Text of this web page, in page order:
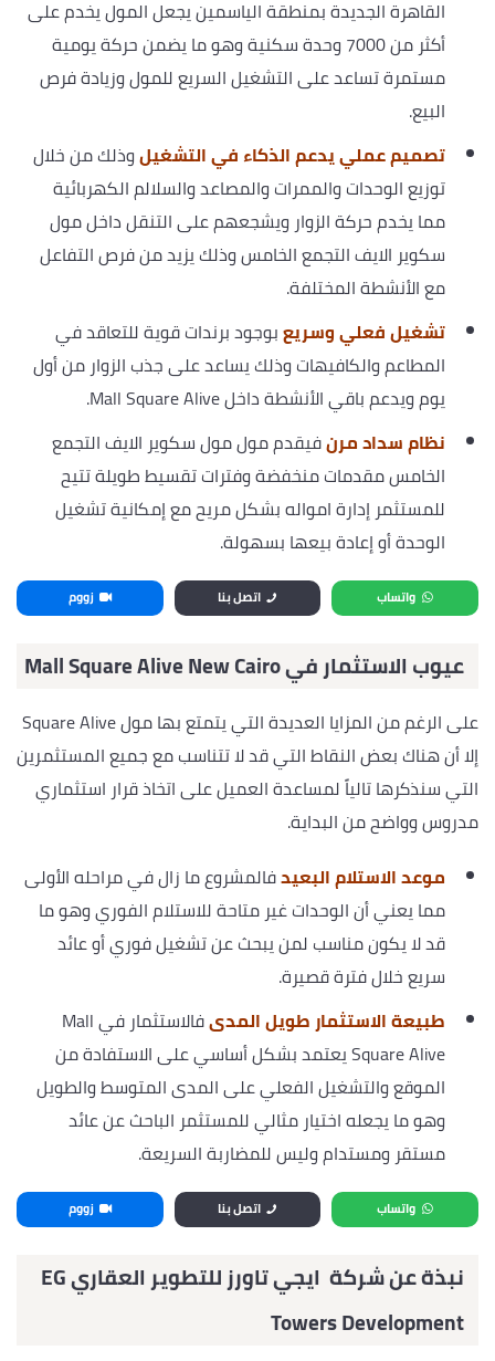
القاهرة الجديدة بمنطقة الياسمين يجعل المول يخدم على
أكثر من 7000 وحدة سكنية وهو ما يضمن حركة يومية
مستمرة تساعد على التشغيل السريع للمول وزيادة فرص
البيع.
تصميم عملي يدعم الذكاء في التشغيلوذلك من خلال
توزيع الوحدات والممرات والمصاعد والسلالم الكهربائية
مما يخدم حركة الزوار ويشجعهم على التنقل داخل مول
سكوير الايف التجمع الخامس وذلك يزيد من فرص التفاعل
مع الأنشطة المختلفة.
تشغيل فعلي وسريعبوجود برندات قوية للتعاقد في
المطاعم والكافيهات وذلك يساعد على جذب الزوار من أول
يوم ويدعم باقي الأنشطة داخل Mall Square Alive.
نظام سداد مرنفيقدم مول مول سكوير الايف التجمع
الخامس مقدمات منخفضة وفترات تقسيط طويلة تتيح
للمستثمر إدارة امواله بشكل مريح مع إمكانية تشغيل
الوحدة أو إعادة بيعها بسهولة.
واتساب اتصل بنا زووم
عيوب الاستثمار فيMall Square Alive New Cairo
على الرغم من المزايا العديدة التي يتمتع بها مول Square Alive
إلا أن هناك بعض النقاط التي قد لا تتناسب مع جميع المستثمرين
التي سنذكرها تالياً لمساعدة العميل على اتخاذ قرار استثماري
مدروس وواضح من البداية.
موعد الاستلام البعيدفالمشروع ما زال في مراحله الأولى
مما يعني أن الوحدات غير متاحة للاستلام الفوري وهو ما
قد لا يكون مناسب لمن يبحث عن تشغيل فوري أو عائد
سريع خلال فترة قصيرة.
طبيعة الاستثمار طويل المدى
فالاستثمار في Mall
Square Alive يعتمد بشكل أساسي على الاستفادة من
الموقع والتشغيل الفعلي على المدى المتوسط والطويل
وهو ما يجعله اختيار مثالي للمستثمر الباحث عن عائد
مستقر ومستدام وليس للمضاربة السريعة.
واتساب اتصل بنا زووم
نبذة عن شركة ايجي تاورز للتطوير العقاري EG
Towers Development